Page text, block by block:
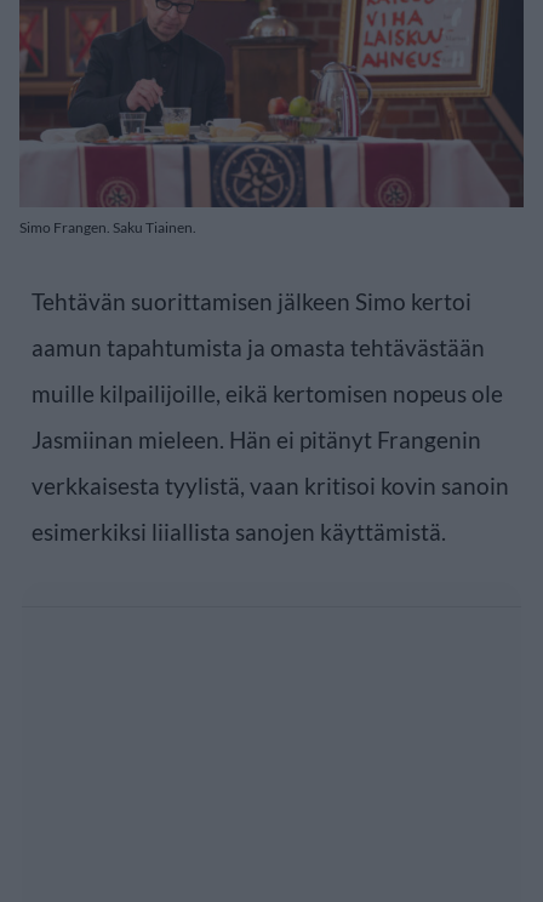
Simo Frangen. Saku Tiainen.
Tehtävän suorittamisen jälkeen Simo kertoi
aamun tapahtumista ja omasta tehtävästään
muille kilpailijoille, eikä kertomisen nopeus ole
Jasmiinan mieleen. Hän ei pitänyt Frangenin
verkkaisesta tyylistä, vaan kritisoi kovin sanoin
esimerkiksi liiallista sanojen käyttämistä.